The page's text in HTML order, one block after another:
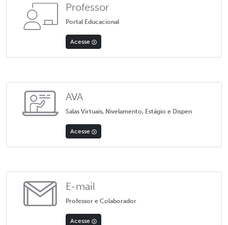
Professor
Portal Educacional
Acesse
AVA
Salas Virtuais, Nivelamento, Estágio e Dispen
Acesse
E-mail
Professor e Colaborador
Acesse